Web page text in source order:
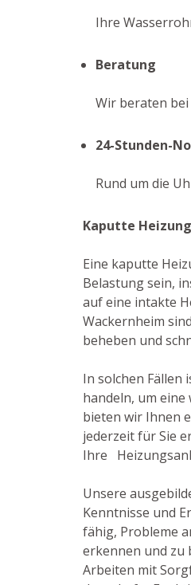
Ihre
Beratung
Wir beraten
24-Stunden-
Rund um die
Kaputte
Eine kaputte
Belastung sein,
auf eine intakte
Wackernheim
beheben und
In solchen Fällen
handeln, um
bieten wir Ihnen
jederzeit für Sie
Ihre
Unsere
Kenntnisse und
fähig, Probleme
erkennen und zu
Arbeiten mit